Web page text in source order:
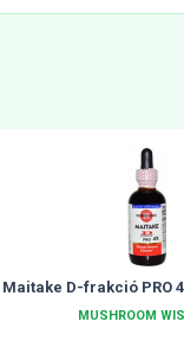
Maitake D-frakció PRO
MUSHROOM